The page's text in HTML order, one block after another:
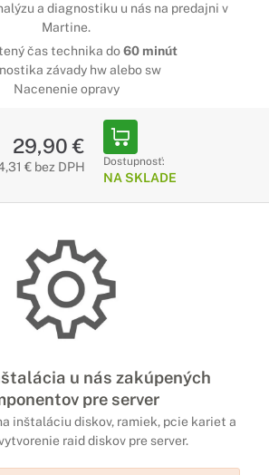
a diagnostiku u nás na predajni v
Martine.
čas technika do60 minút
závady hw alebo sw
Nacenenie opravy
29,90 €
€ bez DPH Dostupnosť:
NA SKLADE
u nás zakúpených
pre server
inštaláciu diskov, ramiek, pcie kariet a
raid diskov pre server.